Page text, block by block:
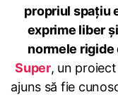
propriul spațiu
exprime liber
normele rigide
Super, un
ajuns să fie